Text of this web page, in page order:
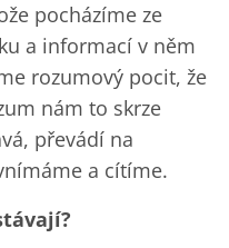
pocházíme ze
a informací v něm
rozumový pocit, že
nám to skrze
převádí na
a cítíme.